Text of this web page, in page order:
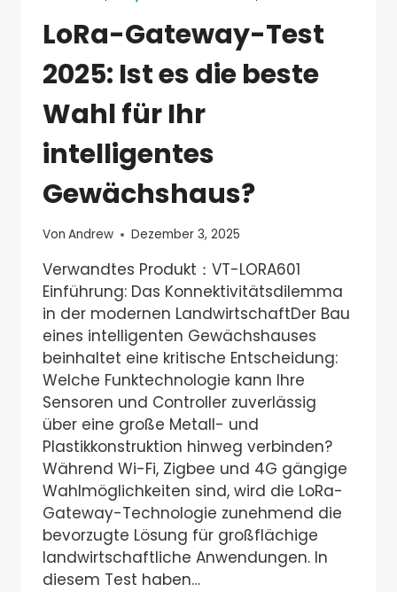
LoRa-Gateway-Test
2025: Ist es die beste
Wahl für Ihr
intelligentes
Gewächshaus?
Von Andrew Dezember 3, 2025
Verwandtes Produkt：VT-LORA601
Einführung: Das Konnektivitätsdilemma
in der modernen LandwirtschaftDer Bau
eines intelligenten Gewächshauses
beinhaltet eine kritische Entscheidung:
Welche Funktechnologie kann Ihre
Sensoren und Controller zuverlässig
über eine große Metall- und
Plastikkonstruktion hinweg verbinden?
Während Wi-Fi, Zigbee und 4G gängige
Wahlmöglichkeiten sind, wird die LoRa-
Gateway-Technologie zunehmend die
bevorzugte Lösung für großflächige
landwirtschaftliche Anwendungen. In
diesem Test haben…